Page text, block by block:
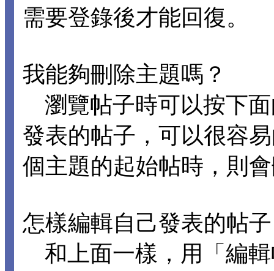
需要登錄後才能回復。
我能夠刪除主題嗎？
瀏覽帖子時可以按下
發表的帖子，可以很容
個主題的起始帖時，則
怎樣編輯自己發表的帖
和上面一樣，用「編